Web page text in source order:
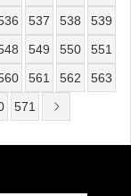
537 538
539
549 550
551
561 562
563
571